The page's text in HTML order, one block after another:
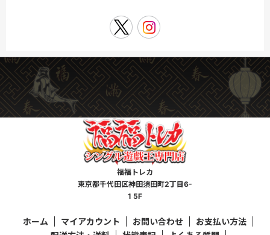
福福トレカ
東京都千代田区神田須田町2丁目6-
1 5F
ホーム マイアカウント お問い合わせ
お支払い方法